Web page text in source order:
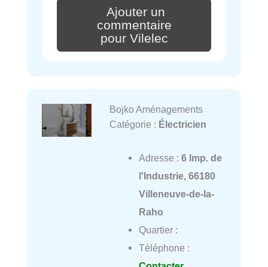
Ajouter un
commentaire
pour Vilelec
Bojko Aménagements
Catégorie : Électricien
Adresse : 6 Imp. de
l'Industrie, 66180
Villeneuve-de-la-
Raho
Quartier :
Téléphone :